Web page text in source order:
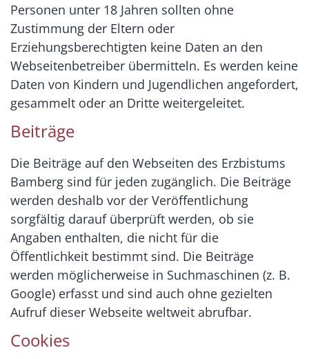
Personen unter 18 Jahren sollten ohne
Zustimmung der Eltern oder
Erziehungsberechtigten keine Daten an den
Webseitenbetreiber übermitteln. Es werden keine
Daten von Kindern und Jugendlichen angefordert,
gesammelt oder an Dritte weitergeleitet.
Beiträge
Die Beiträge auf den Webseiten des Erzbistums
Bamberg sind für jeden zugänglich. Die Beiträge
werden deshalb vor der Veröffentlichung
sorgfältig darauf überprüft werden, ob sie
Angaben enthalten, die nicht für die
Öffentlichkeit bestimmt sind. Die Beiträge
werden möglicherweise in Suchmaschinen (z. B.
Google) erfasst und sind auch ohne gezielten
Aufruf dieser Webseite weltweit abrufbar.
Cookies